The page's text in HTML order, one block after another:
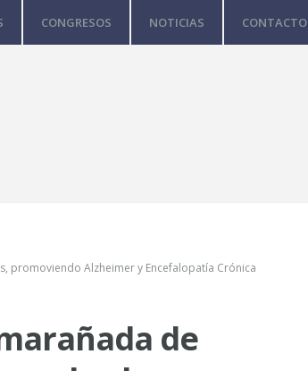
CONGRESOS NOTICIAS CONTACTO
promoviendo Alzheimer y Encefalopatía Crónica
de